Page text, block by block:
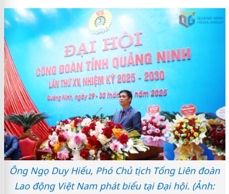
Ông Ngọ Duy Hiểu, Phó Chủ tịch Tổng Liên đoàn
Lao động Việt Nam phát biểu tại Đại hội. (Ảnh: